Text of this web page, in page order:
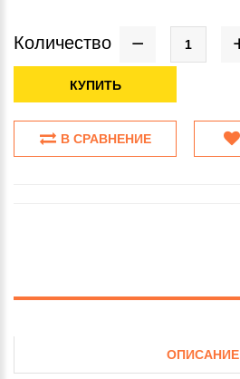
Количество
КУПИТЬ
В СРАВНЕНИЕ
ОПИСАНИЕ